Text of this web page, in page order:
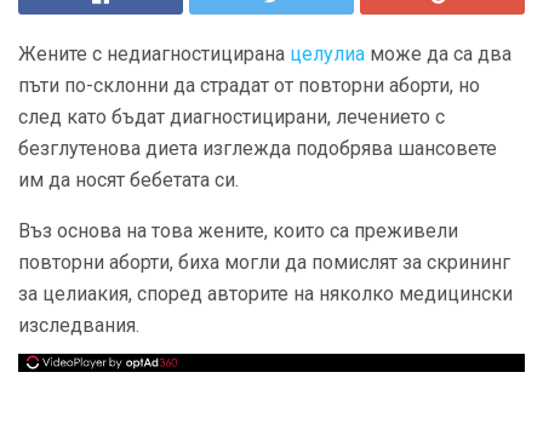
Жените с недиагностицирана целулиа може да са два
пъти по-склонни да страдат от повторни аборти, но
след като бъдат диагностицирани, лечението с
безглутенова диета изглежда подобрява шансовете
им да носят бебетата си.
Въз основа на това жените, които са преживели
повторни аборти, биха могли да помислят за скрининг
за целиакия, според авторите на няколко медицински
изследвания.